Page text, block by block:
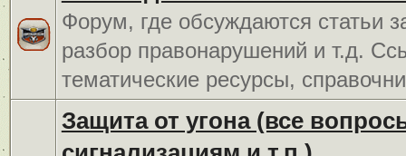
Форум, где обсуждаются статьи
разбор правонарушений и т.д.
тематические ресурсы,
Защита от угона (все